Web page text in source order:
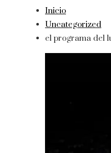
Inicio
Uncategorized
el programa del